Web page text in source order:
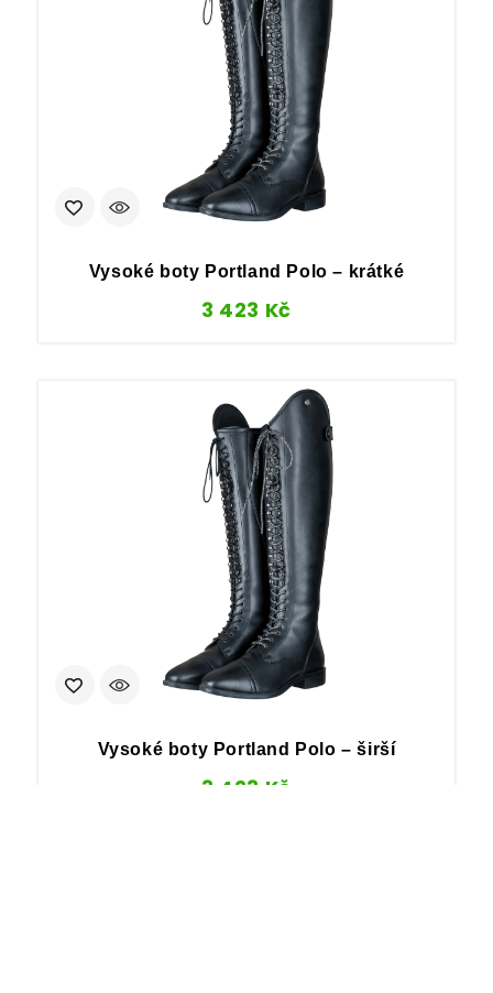
Vysoké boty Portland Polo – krátké
3 423 Kč
Vysoké boty Portland Polo – širší
3 423 Kč